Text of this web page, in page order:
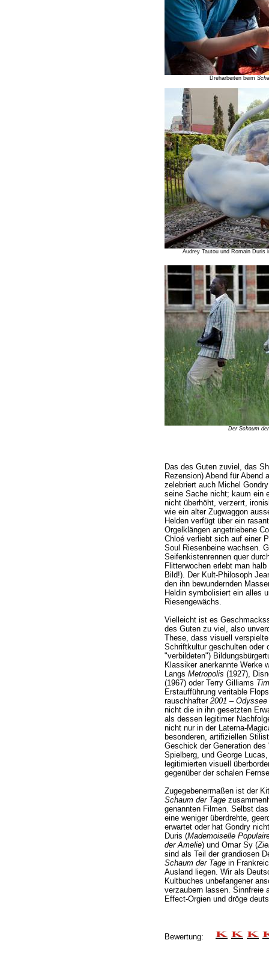
Dreharbeiten beim
Audrey Tautou und Romain Duris
Der Schaum
Das des Guten zuviel, das
Rezension) Abend für Abend
zelebriert auch Michel
seine Sache nicht; kaum ein
nicht überhöht, verzerrt,
wie ein alter Zugwaggon
Helden verfügt über ein
Orgelklängen angetriebene
Chloé verliebt sich auf einer
Soul Riesenbeine wachsen.
Seifenkistenrennen quer
Flitterwochen erlebt man
Bild!). Der Kult-Philosoph
den ihn bewundernden
Heldin symbolisiert ein alles
Riesengewächs.
Vielleicht ist es
des Guten zu viel, also
These, dass visuell
Schriftkultur geschulten oder
"verbildeten")
Klassiker anerkannte Werke
Langs Metropolis (1927),
(1967) oder Terry Gilliams
Erstaufführung veritable
rauschhafter 2001 –
nicht die in ihn gesetzten
als dessen legitimer
nicht nur in der Laterna-
besonderen, artifiziellen
Geschick der Generation
Spielberg, und George
legitimierten visuell
gegenüber der schalen
Zugegebenermaßen ist der
Schaum der Tage
genannten Filmen. Selbst
eine weniger überdrehte,
erwartet oder hat Gondry
Duris (Mademoiselle
der Amelie) und Omar Sy (
sind als Teil der grandiosen
Schaum der Tagein
Ausland liegen. Wir als
Kultbuches unbefangener
verzaubern lassen. Sinnfreie
Effect-Orgien und dröge
Bewertung: